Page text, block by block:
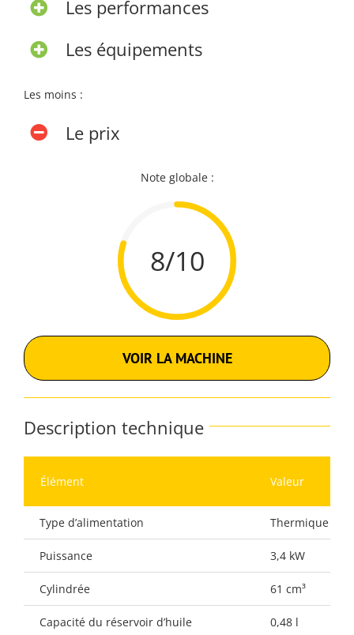
Les performances
Les équipements
Les moins :
Le prix
Note globale :
8/10
VOIR LA MACHINE
Description technique
Élément Valeur
Type d’alimentation Thermique
Puissance 3,4 kW
Cylindrée 61 cm³
Capacité du réservoir d’huile 0,48 l